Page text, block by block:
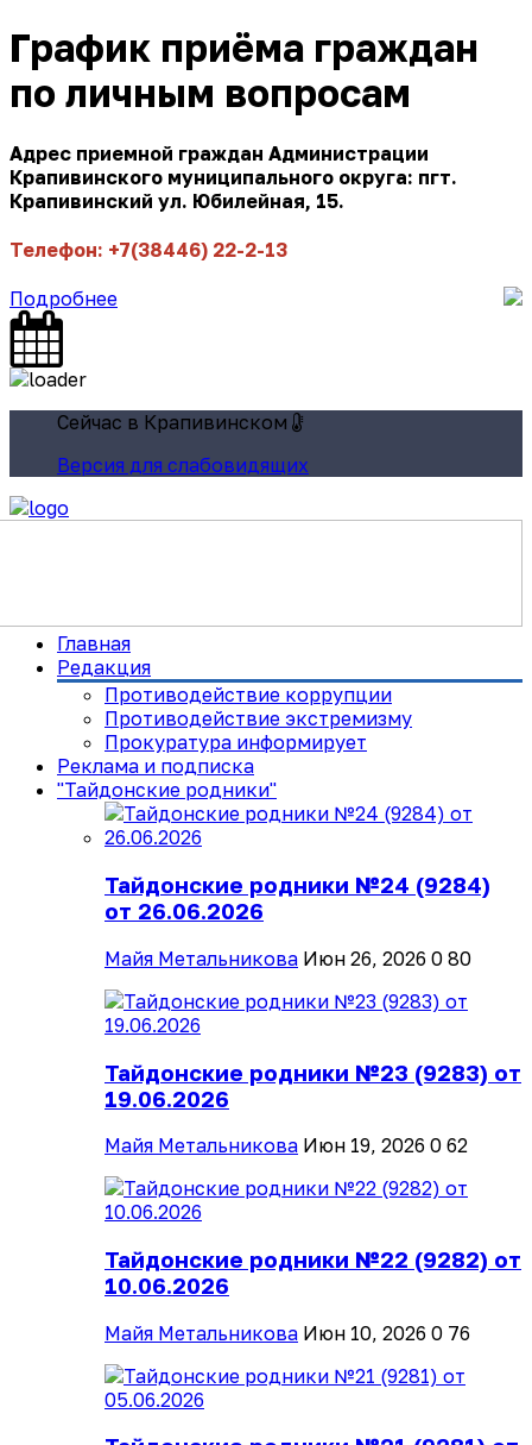
График приёма граждан
по личным вопросам
Адрес приемной граждан Администрации
Крапивинского муниципального округа: пгт.
Крапивинский ул. Юбилейная, 15.
Телефон: +7(38446) 22-2-13
Подробнее
Сейчас в Крапивинском
Версия для слабовидящих
Главная
Редакция
Противодействие коррупции
Противодействие экстремизму
Прокуратура информирует
Реклама и подписка
"Тайдонские родники"
Тайдонские родники №24 (9284)
от 26.06.2026
Майя Метальникова Июн 26, 2026 0 80
Тайдонские родники №23 (9283) от
19.06.2026
Майя Метальникова Июн 19, 2026 0 62
Тайдонские родники №22 (9282) от
10.06.2026
Майя Метальникова Июн 10, 2026 0 76